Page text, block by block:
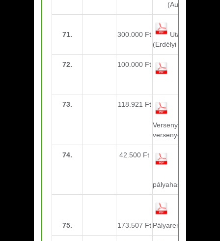
(Augusztus)
71. 300.000 Ft
Utazási költség
(Erdélyi torna)
72. 100.000 Ft
73. 118.921 Ft
Versenyengedélyek,
versenyeztetés
74. 42.500 Ft
pályahasználat
75. 173.507 Ft Pályarendezés